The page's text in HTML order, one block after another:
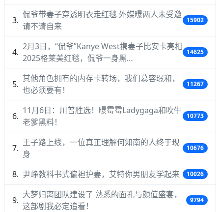
侃爷带妻子穿透明衣走红毯 外媒曝两人未受邀
请不请自来
15902
2月3日，“侃爷”Kanye West携妻子比安卡亮相
2025格莱美红毯，侃爷一身黑…
14625
其他角色拥有的内存卡转场，我们慕容璟和，
也必须要有！
11267
11月6日：川普胜选！曝霉霉Ladygaga和吹牛
老爹黑料！
10773
王子路上线，一位真正理解何知南的人终于现
身
10676
尹峥教科书式偏袒护妻，艾特你男朋友学起来 10026
大梦归离团队建设了 熟悉的面孔与颜值盛宴，
这部剧我必定追看！
9794